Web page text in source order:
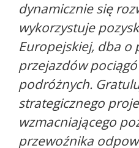
dynamicznie się
wykorzystuje
Europejskiej, dba o
przejazdów
podróżnych.
strategicznego
wzmacniającego
przewoźnika